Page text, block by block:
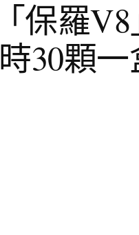
「保羅
時30顆